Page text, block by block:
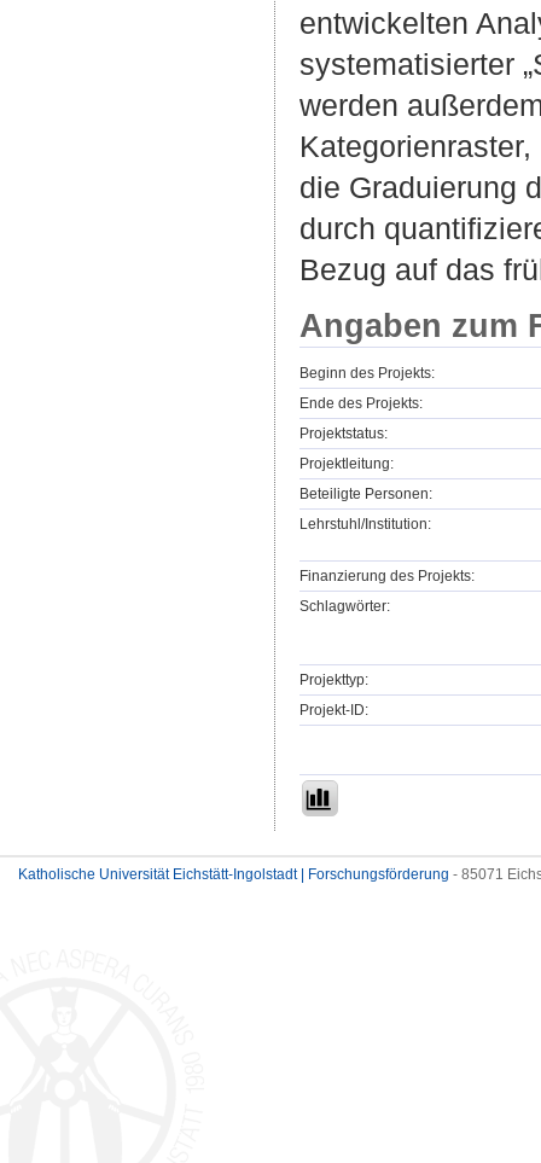
entwickelten
systematisierter
werden
die Graduierung
durch
Bezug auf das
Angaben zum
Beginn des Projekts:
Ende des Projekts:
Projektstatus:
Projektleitung:
Beteiligte Personen:
Lehrstuhl/Institution:
Finanzierung des Projekts:
Schlagwörter:
Projekttyp:
Projekt-ID:
Katholische Universität Eichstätt-Ingolstadt | Forschungsförderung - 85071